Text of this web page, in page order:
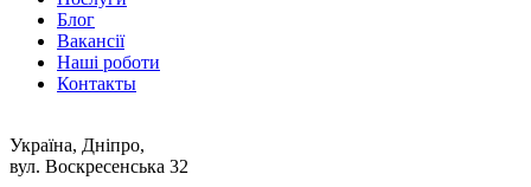
Блог
Вакансії
Наші роботи
Контакты
Україна, Дніпро,
вул. Воскресенська 32